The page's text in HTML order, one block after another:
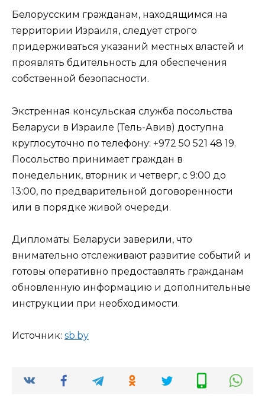
Белорусским гражданам, находящимся на
территории Израиля, следует строго
придерживаться указаний местных властей и
проявлять бдительность для обеспечения
собственной безопасности.
Экстренная консульская служба посольства
Беларуси в Израиле (Тель-Авив) доступна
круглосуточно по телефону: +972 50 521 48 19.
Посольство принимает граждан в
понедельник, вторник и четверг, с 9:00 до
13:00, по предварительной договоренности
или в порядке живой очереди.
Дипломаты Беларуси заверили, что
внимательно отслеживают развитие событий и
готовы оперативно предоставлять гражданам
обновленную информацию и дополнительные
инструкции при необходимости.
Источник: sb.by